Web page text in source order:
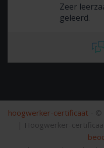
Zeer
geleerd.
hoogwerker-certificaat - ©
| Hoogwerker-